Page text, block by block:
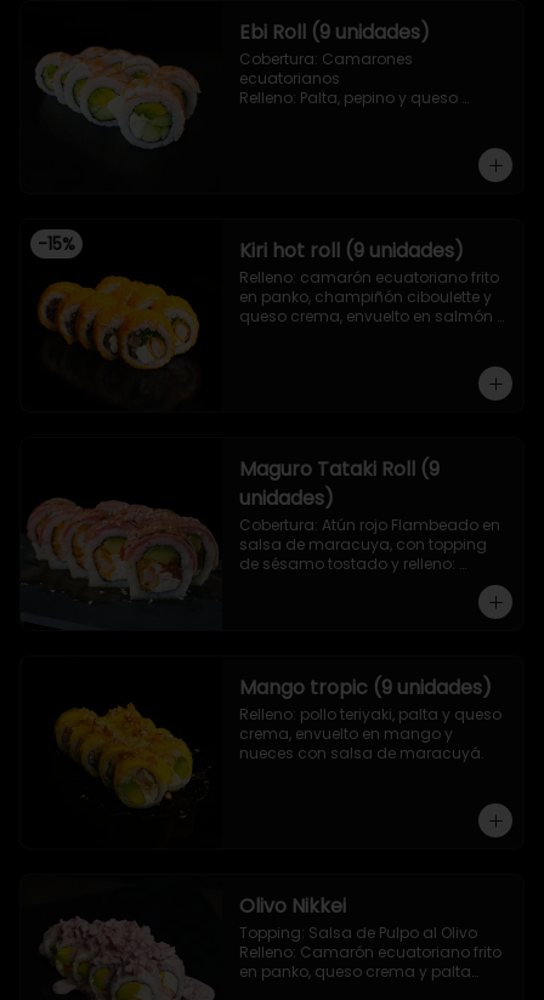
Ebi Roll (9 unidades)
Cobertura: Camarones
ecuatorianos
Relleno: Palta, pepino y queso
-15% Kiri hot roll (9 unidades)
Relleno: camarón ecuatoriano frito
en panko, champiñón ciboulette y
queso crema, envuelto en salmón
Maguro Tataki Roll (9
unidades)
Cobertura: Atún rojo Flambeado en
salsa de maracuya, con topping
de sésamo tostado y relleno:
Camarón ecuatoriano apanado,
Mango tropic (9 unidades)
Relleno: pollo teriyaki, palta y queso
crema, envuelto en mango y
nueces con salsa de maracuyá.
Olivo Nikkei
Topping: Salsa de Pulpo al Olivo
Relleno: Camarón ecuatoriano frito
en panko, queso crema y palta